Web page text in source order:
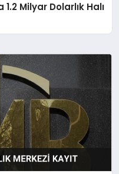
1.2 Milyar Dolarlık Halı